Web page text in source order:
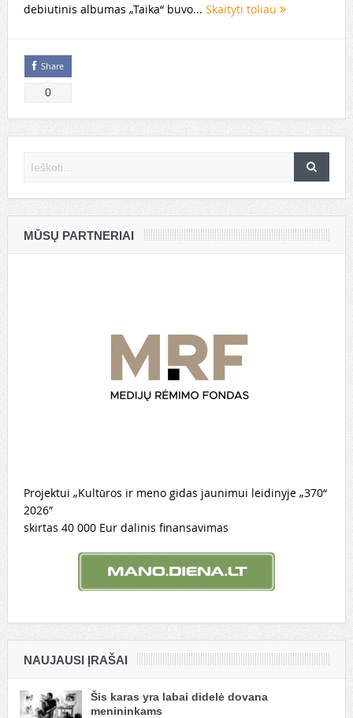
debiutinis albumas „Taika“ buvo... Skaityti toliau
Share
0
MŪSŲ PARTNERIAI
Projektui „Kultūros ir meno gidas jaunimui leidinyje „370“
2026″
skirtas 40 000 Eur dalinis finansavimas
NAUJAUSI ĮRAŠAI
Šis karas yra labai didelė dovana
menininkams